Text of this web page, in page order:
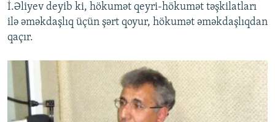
İ.Əliyev deyib ki, hökumət qeyri-hökumət təşkilatları
ilə əməkdaşlıq üçün şərt qoyur, hökumət əməkdaşlıqdan
qaçır.